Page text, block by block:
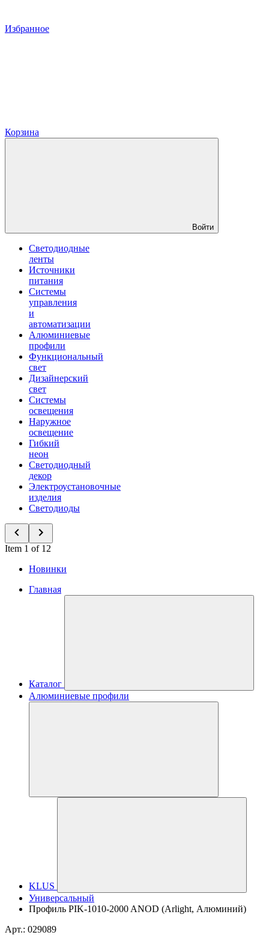
Избранное
Корзина
Войти
Светодиодные
ленты
Источники
питания
Системы
управления
и
автоматизации
Алюминиевые
профили
Функциональный
свет
Дизайнерский
свет
Системы
освещения
Наружное
освещение
Гибкий
неон
Светодиодный
декор
Электроустановочные
изделия
Светодиоды
Item 1 of 12
Новинки
Главная
Каталог
Алюминиевые профили
KLUS
Универсальный
Профиль PIK-1010-2000 ANOD (Arlight, Алюминий)
Арт.: 029089